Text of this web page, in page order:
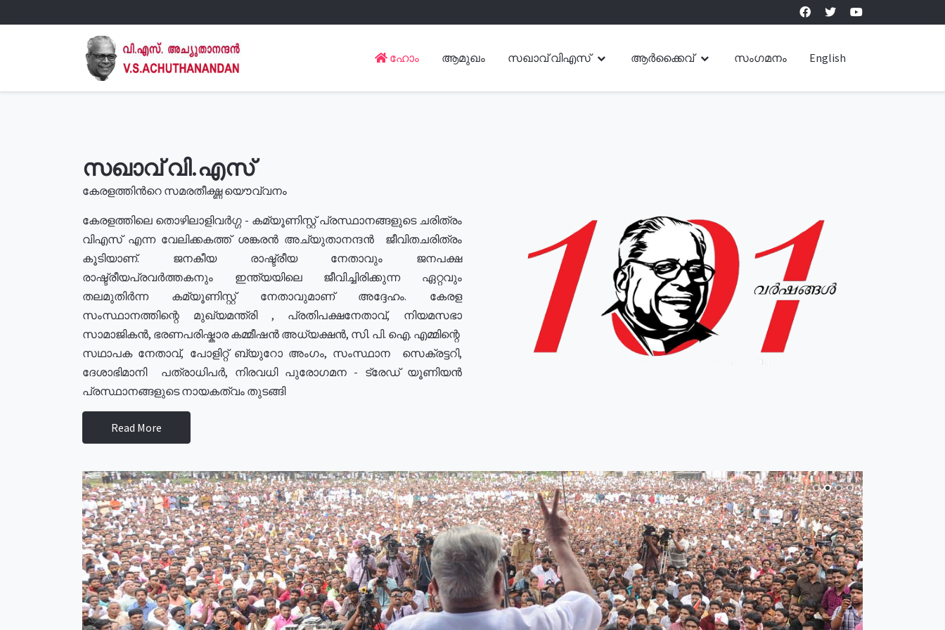
ഹോം ആമുഖം സഖാവ് വിഎസ് ആർക്കൈവ് സംഗമനം English
സഖാവ് വി.എസ്
കേരളത്തിൻറെ സമരതീക്ഷ്ണ യൌവ്വനം
കേരളത്തിലെ തൊഴിലാളിവർഗ്ഗ - കമ്യൂണിസ്റ്റ് പ്രസ്ഥാനങ്ങളുടെ ചരിത്രം
വിഎസ് എന്ന വേലിക്കകത്ത് ശങ്കരൻ അച്യുതാനന്ദൻ ജീവിതചരിത്രം
കൂടിയാണ്. ജനകീയ രാഷ്ട്രീയ നേതാവും ജനപക്ഷ
രാഷ്ട്രീയപ്രവർത്തകനും ഇന്ത്യയിലെ ജീവിച്ചിരിക്കുന്ന ഏറ്റവും
തലമുതിർന്ന കമ്യൂണിസ്റ്റ് നേതാവുമാണ് അദ്ദേഹം. കേരള
സംസ്ഥാനത്തിന്റെ മുഖ്യമന്ത്രി , പ്രതിപക്ഷനേതാവ്, നിയമസഭാ
സാമാജികൻ, ഭരണപരിഷ്കാര കമ്മീഷൻ അധ്യക്ഷൻ, സി. പി. ഐ. എമ്മിന്റെ
സഥാപക നേതാവ്, പോളിറ്റ് ബ്യുറോ അംഗം, സംസ്ഥാന സെക്രട്ടറി,
ദേശാഭിമാനി പത്രാധിപർ, നിരവധി പുരോഗമന - ട്രേഡ് യൂണിയൻ
പ്രസ്ഥാനങ്ങളുടെ നായകത്വം തുടങ്ങി
Read More